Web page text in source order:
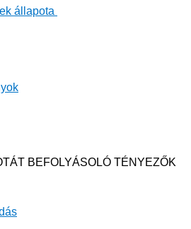
állapota
BEFOLYÁSOLÓ TÉNYEZŐK